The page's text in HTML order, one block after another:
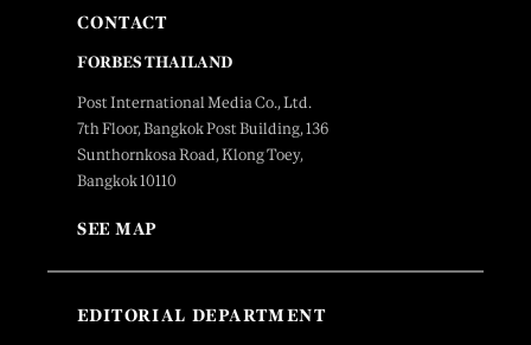
CONTACT
FORBES THAILAND
Post International Media Co., Ltd.
7th Floor, Bangkok Post Building, 136
Sunthornkosa Road, Klong Toey,
Bangkok 10110
SEE MAP
EDITORIAL DEPARTMENT